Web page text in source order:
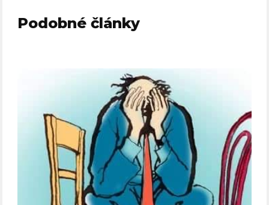
Podobné články